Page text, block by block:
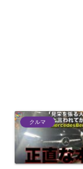
クルマ